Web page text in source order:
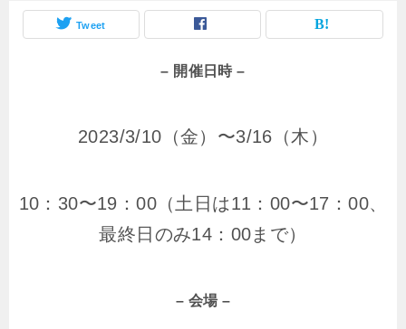
Tweet
– 開催日時 –
2023/3/10（金）〜3/16（木）
10：30〜19：00（土日は11：00〜17：00、
最終日のみ14：00まで）
– 会場 –